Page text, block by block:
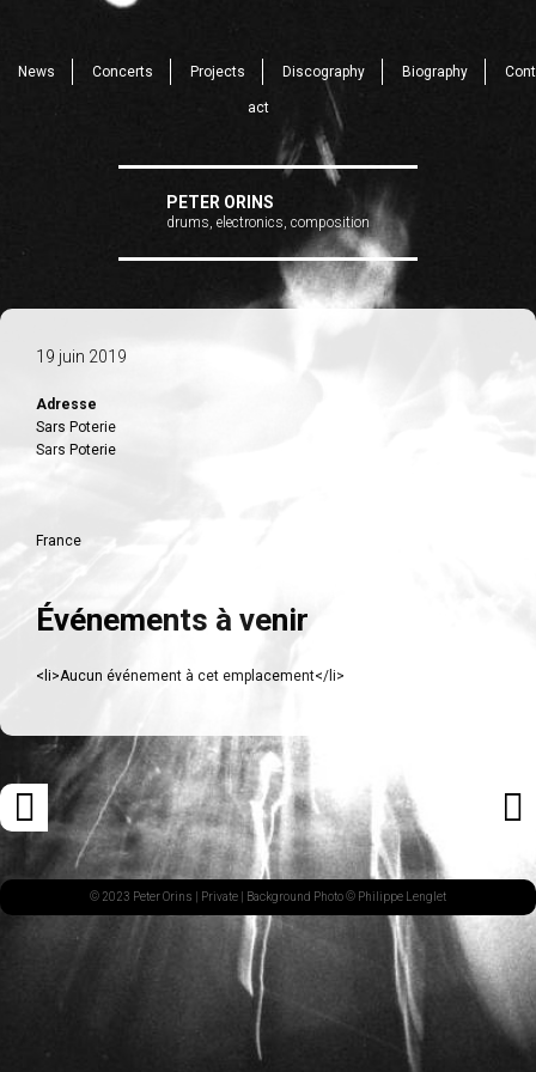
News Concerts Projects Discography Biography Cont
act
PETER ORINS
drums, electronics, composition
19 juin 2019
Adresse
Sars Poterie
Sars Poterie
France
Événements à venir
<li>Aucun événement à cet emplacement</li>
Navigation
des
articles
ARTICLE
PRÉCÉDENT© 2023 Peter Orins | Private | Background Photo © Philippe Lenglet